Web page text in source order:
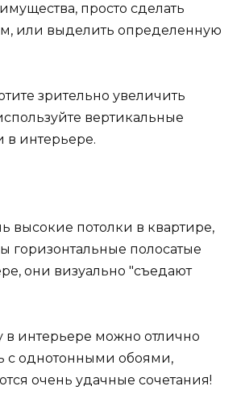
просто сделать
или выделить определенную
зрительно увеличить
вертикальные
в интерьере.
высокие потолки в квартире,
горизонтальные полосатые
они визуально "съедают
в интерьере можно отлично
с однотонными обоями,
очень удачные сочетания!